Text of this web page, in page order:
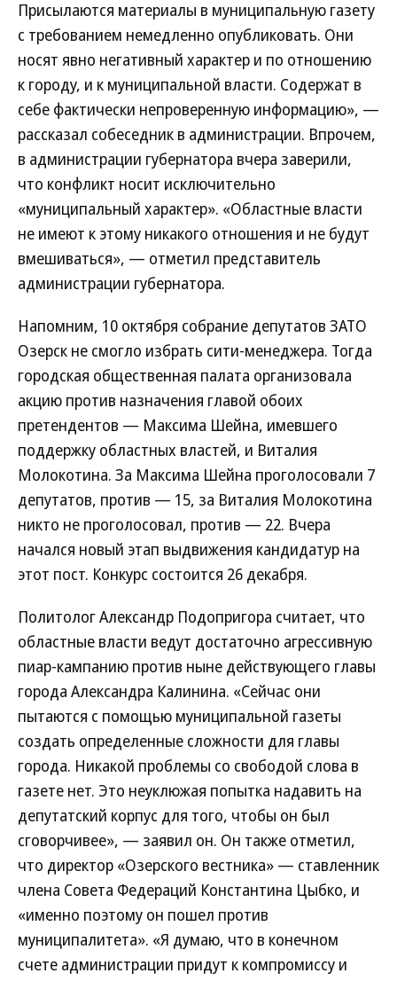
Присылаются материалы в муниципальную газету
с требованием немедленно опубликовать. Они
носят явно негативный характер и по отношению
к городу, и к муниципальной власти. Содержат в
себе фактически непроверенную информацию», —
рассказал собеседник в администрации. Впрочем,
в администрации губернатора вчера заверили,
что конфликт носит исключительно
«муниципальный характер». «Областные власти
не имеют к этому никакого отношения и не будут
вмешиваться», — отметил представитель
администрации губернатора.
Напомним, 10 октября собрание депутатов ЗАТО
Озерск не смогло избрать сити-менеджера. Тогда
городская общественная палата организовала
акцию против назначения главой обоих
претендентов — Максима Шейна, имевшего
поддержку областных властей, и Виталия
Молокотина. За Максима Шейна проголосовали 7
депутатов, против — 15, за Виталия Молокотина
никто не проголосовал, против — 22. Вчера
начался новый этап выдвижения кандидатур на
этот пост. Конкурс состоится 26 декабря.
Политолог Александр Подопригора считает, что
областные власти ведут достаточно агрессивную
пиар-кампанию против ныне действующего главы
города Александра Калинина. «Сейчас они
пытаются с помощью муниципальной газеты
создать определенные сложности для главы
города. Никакой проблемы со свободой слова в
газете нет. Это неуклюжая попытка надавить на
депутатский корпус для того, чтобы он был
сговорчивее», — заявил он. Он также отметил,
что директор «Озерского вестника» — ставленник
члена Совета Федераций Константина Цыбко, и
«именно поэтому он пошел против
муниципалитета». «Я думаю, что в конечном
счете администрации придут к компромиссу и